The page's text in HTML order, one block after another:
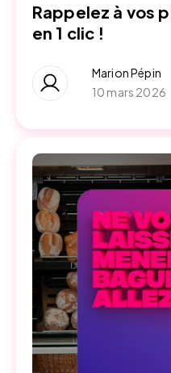
Rappelez à vos
en 1 clic !
Marion Pépin
10 mars 2026